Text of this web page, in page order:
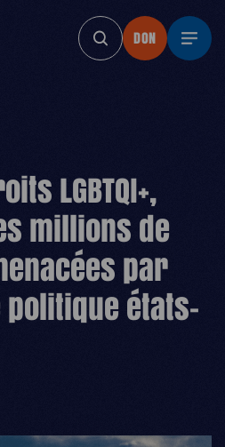
DON DON DON DON
DON
LGBTQI+,
millions de
par
états-